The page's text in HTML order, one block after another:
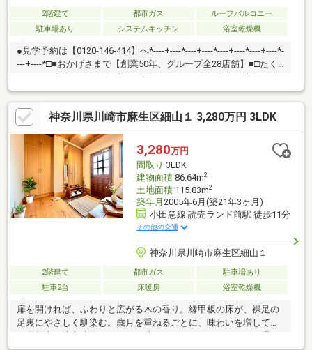
2階建て 都市ガス
ルーフバルコニー
駐車場あり
システムキッチン 浴室乾燥機
●見学予約は【0120-146-414】へ*----+----*----+----*----+----*----+----*-
---+----*□■おかげさまで【創業50年、グループ全28店舗】■□たく
家探しをお約束します。お家探しを始めてみようと思われたらま
ずは、お気軽に東宝ハウス町田に相談してみませんか？何も決ま
っていなくて大丈夫！まずはお客様の夢をお聞かせください！
「行って良かったね」と思っていただけるように、スタッフ一同
【夢に人に住まいに本気です！】お客様のお問合せをお待ちして
おります☆
神奈川県川崎市麻生区細山１ 3,280万円 3LDK
3,280万円
間取り 3LDK
建物面積86.64m2
土地面積115.83m2
築年月 2005年6月(築21年3ヶ月)
小田急線 読売ランド前駅 徒歩11分
その他の交通
神奈川県川崎市麻生区細山１
2階建て 都市ガス
駐車場あり
駐車2台
床暖房 浴室乾燥機
扉を開ければ、ふわりと広がる木の香り。縁甲板の床が、裸足の
足裏にやさしく馴染む。歳月を重ねるごとに、味わいを増してい